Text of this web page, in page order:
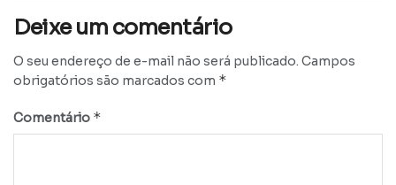
Deixe um comentário
O seu endereço de e-mail não será publicado. Campos
obrigatórios são marcados com *
Comentário *